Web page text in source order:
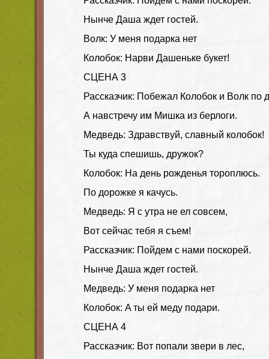
Нынче Даша ждет гостей.
Волк: У меня подарка нет
Колобок: Нарви Дашеньке букет!
СЦЕНА 3
Рассказчик: Побежал Колобок и Волк по
А навстречу им Мишка из берлоги.
Медведь: Здравствуй, славный колобок!
Ты куда спешишь, дружок?
Колобок: На день рожденья тороплюсь.
По дорожке я качусь.
Медведь: Я с утра не ел совсем,
Bот сейчас тебя я съем!
Рассказчик: Пойдем с нами поскорей.
Нынче Даша ждет гостей.
Медведь: У меня подарка нет
Колобок: A ты ей меду подари.
СЦЕНА 4
Рассказчик: Вот попали звери в лес,